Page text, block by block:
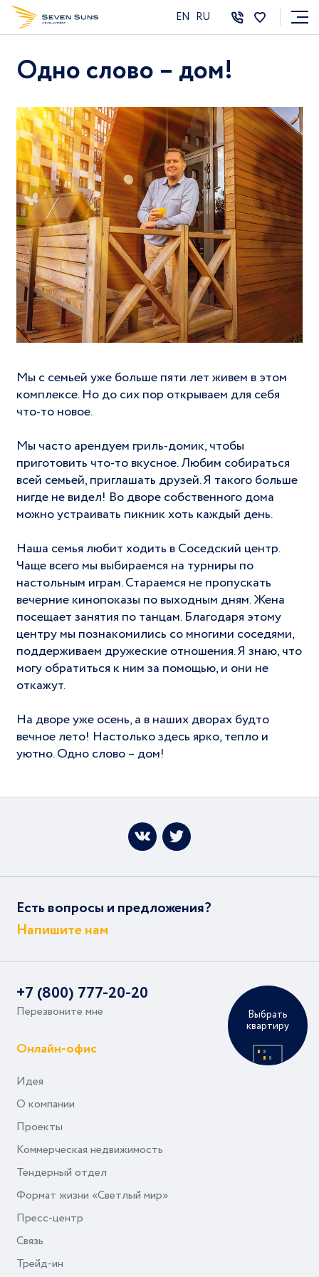
EN RU
Выбрать
квартиру
Одно слово – дом!
Мы с семьей уже больше пяти лет живем в этом
комплексе. Но до сих пор открываем для себя
что-то новое.
Мы часто арендуем гриль-домик, чтобы
приготовить что-то вкусное. Любим собираться
всей семьей, приглашать друзей. Я такого больше
нигде не видел! Во дворе собственного дома
можно устраивать пикник хоть каждый день.
Наша семья любит ходить в Соседский центр.
Чаще всего мы выбираемся на турниры по
настольным играм. Стараемся не пропускать
вечерние кинопоказы по выходным дням. Жена
посещает занятия по танцам. Благодаря этому
центру мы познакомились со многими соседями,
поддерживаем дружеские отношения. Я знаю, что
могу обратиться к ним за помощью, и они не
откажут.
На дворе уже осень, а в наших дворах будто
вечное лето! Настолько здесь ярко, тепло и
уютно. Одно слово – дом!
Есть вопросы и предложения?
Напишите нам
+7 (800) 777-20-20
Перезвоните мне
Онлайн-офис
Идея
О компании
Проекты
Коммерческая недвижимость
Тендерный отдел
Формат жизни «Светлый мир»
Пресс-центр
Связь
Трейд-ин